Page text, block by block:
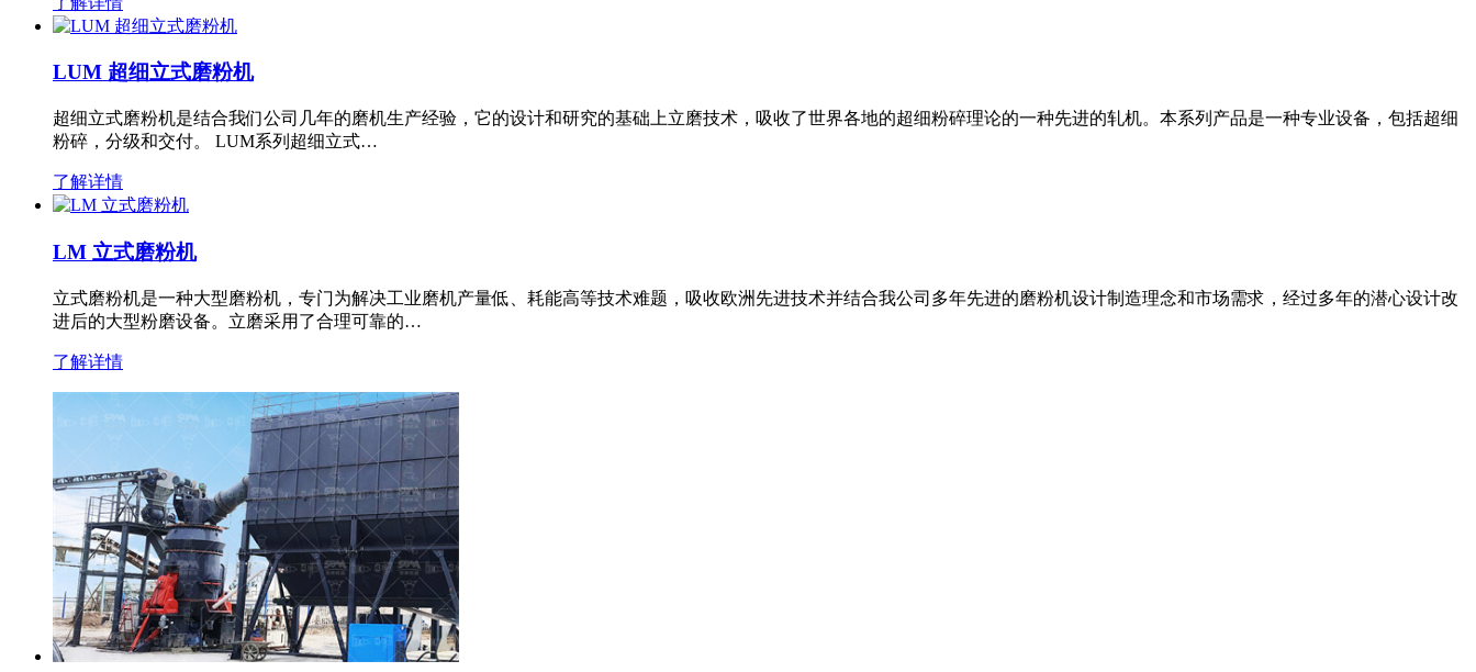
LUM 超细立式磨粉机
超细立式磨粉机是结合我们公司几年的磨机生产经验，它的设计和研究的基础上立磨技术，吸收了世界各地的超细粉碎理论的一种先进的轧机。本系列产品是一种专业设备，包括超细
粉碎，分级和交付。 LUM系列超细立式…
了解详情
LM 立式磨粉机
立式磨粉机是一种大型磨粉机，专门为解决工业磨机产量低、耗能高等技术难题，吸收欧洲先进技术并结合我公司多年先进的磨粉机设计制造理念和市场需求，经过多年的潜心设计改
进后的大型粉磨设备。立磨采用了合理可靠的…
了解详情